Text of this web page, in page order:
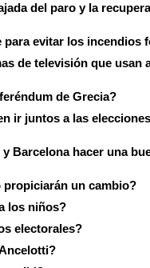
del paro y la
para evitar los incendios
de televisión que usan
de Grecia?
ir juntos a las elecciones
Barcelona hacer una
propiciarán un cambio?
los niños?
electorales?